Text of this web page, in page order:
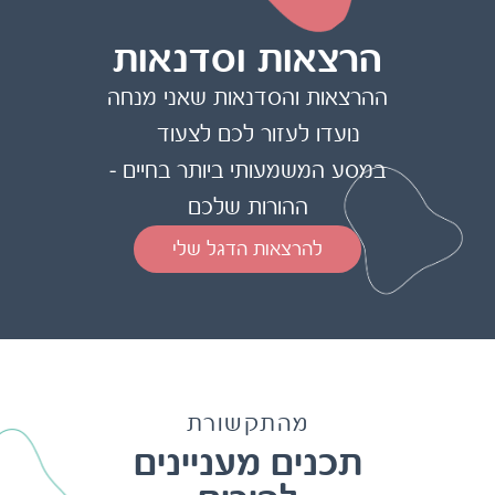
הרצאות וסדנאות
ההרצאות והסדנאות שאני מנחה
נועדו לעזור לכם לצעוד
במסע המשמעותי ביותר בחיים –
ההורות שלכם
להרצאות הדגל שלי
תכנים מעניינים
להורים